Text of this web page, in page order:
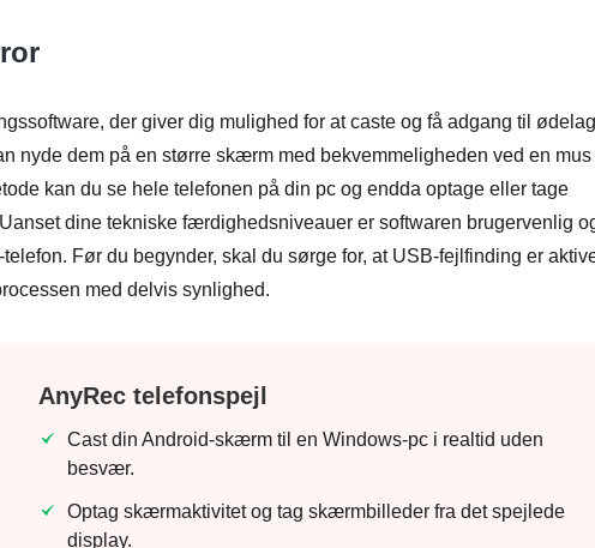
der giver dig mulighed for at caste og få adgang til
nyde dem på en større skærm med bekvemmeligheden ved en mus
kan du se hele telefonen på din pc og endda optage eller tage
dine tekniske færdighedsniveauer er softwaren brugervenlig
Før du begynder, skal du sørge for, at USB-fejlfinding er
med delvis synlighed.
AnyRec telefonspejl
Cast din Android-skærm til en Windows-pc i realtid uden
besvær.
Optag skærmaktivitet og tag skærmbilleder fra det spejlede
display.